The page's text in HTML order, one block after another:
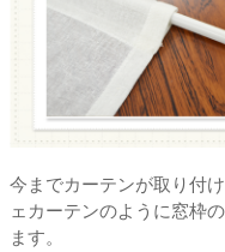
今までカーテンが取り付
ェカーテンのように窓枠
ます。